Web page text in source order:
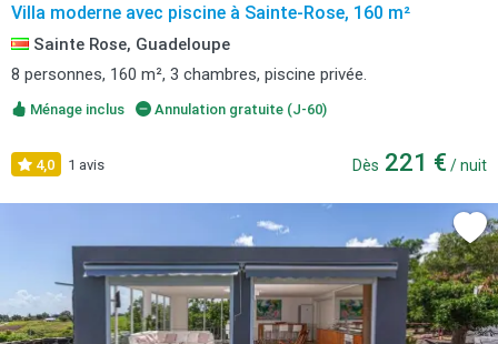
Villa moderne avec piscine à Sainte-Rose, 160 m²
Sainte Rose, Guadeloupe
8 personnes, 160 m², 3 chambres, piscine privée.
Ménage inclus Annulation gratuite (J-60)
4,0 1 avis Dès 221 € / nuit